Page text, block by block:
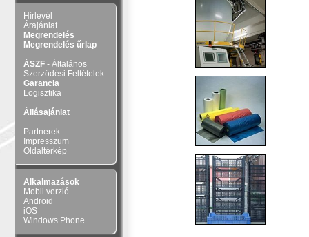
Hírlevél
Árajánlat
Megrendelés
Megrendelés űrlap
ÁSZF - Általános
Szerződési Feltételek
Garancia
Logisztika
Állásajánlat
Partnerek
Impresszum
Oldaltérkép
Alkalmazások
Mobil verzió
Android
iOS
Windows Phone